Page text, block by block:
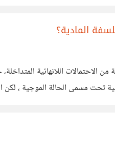
المادية؟
الاحتمالات اللانهائية
تحت مسمى الحالة الموجية